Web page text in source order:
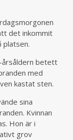
det inkommit
platsen.
årsåldern betett
med
kastat sten.
sina
Kvinnan
Hon är i
grov